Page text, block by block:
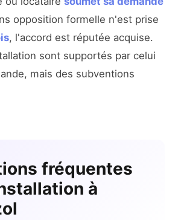
opposition formelle n'est prise
, l'accord est réputée acquise.
sont supportés par celui
mais des subventions
fréquentes
à